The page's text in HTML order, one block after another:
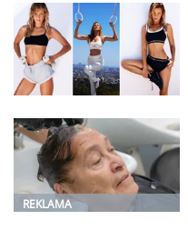
REKLAMA